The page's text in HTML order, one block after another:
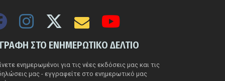
ΣΤΟ ΕΝΗΜΕΡΩΤΙΚΟ ΔΕΛΤΙΟ
ενημερωμένοι για τις νέες εκδόσεις μας και τις
μας - εγγραφείτε στο ενημερωτικό μας